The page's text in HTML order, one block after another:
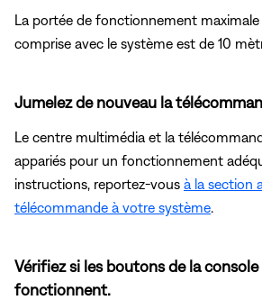
La portée de fonctionnement
comprise avec le système est de 10
Jumelez de nouveau la
Le centre multimédia et la
appariés pour un fonctionnement
instructions, reportez-vous à la section
télécommande à votre système
Vérifiez si les boutons de la
fonctionnent.